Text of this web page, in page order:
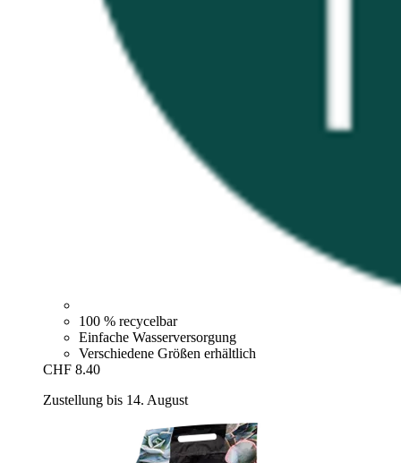
100 % recycelbar
Einfache Wasserversorgung
Verschiedene Größen erhältlich
CHF 8.40
Zustellung bis 14. August